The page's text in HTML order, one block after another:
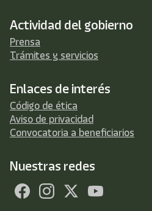
Actividad del gobierno
Prensa
Trámites y servicios
Enlaces de interés
Código de ética
Aviso de privacidad
Convocatoria a beneficiarios
Nuestras redes